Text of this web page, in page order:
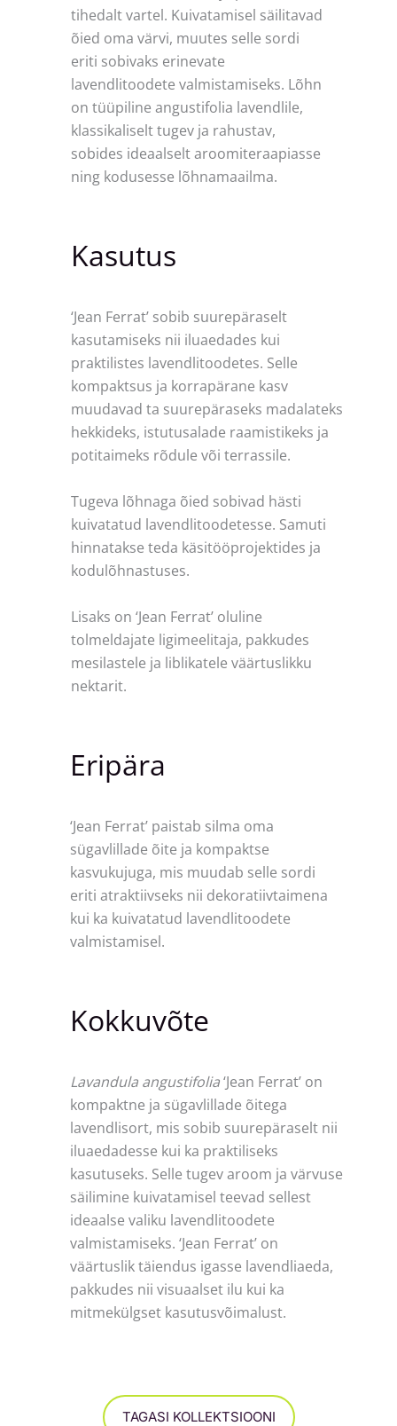
tihedalt vartel. Kuivatamisel säilitavad
õied oma värvi, muutes selle sordi
eriti sobivaks erinevate
lavendlitoodete valmistamiseks. Lõhn
on tüüpiline angustifolia lavendlile,
klassikaliselt tugev ja rahustav,
sobides ideaalselt aroomiteraapiasse
ning kodusesse lõhnamaailma.
Kasutus
‘Jean Ferrat’ sobib suurepäraselt
kasutamiseks nii iluaedades kui
praktilistes lavendlitoodetes. Selle
kompaktsus ja korrapärane kasv
muudavad ta suurepäraseks madalateks
hekkideks, istutusalade raamistikeks ja
potitaimeks rõdule või terrassile.
Tugeva lõhnaga õied sobivad hästi
kuivatatud lavendlitoodetesse. Samuti
hinnatakse teda käsitööprojektides ja
kodulõhnastuses.
Lisaks on ‘Jean Ferrat’ oluline
tolmeldajate ligimeelitaja, pakkudes
mesilastele ja liblikatele väärtuslikku
nektarit.
Eripära
‘Jean Ferrat’ paistab silma oma
sügavlillade õite ja kompaktse
kasvukujuga, mis muudab selle sordi
eriti atraktiivseks nii dekoratiivtaimena
kui ka kuivatatud lavendlitoodete
valmistamisel.
Kokkuvõte
Lavandula angustifolia‘Jean Ferrat’ on
kompaktne ja sügavlillade õitega
lavendlisort, mis sobib suurepäraselt nii
iluaedadesse kui ka praktiliseks
kasutuseks. Selle tugev aroom ja värvuse
säilimine kuivatamisel teevad sellest
ideaalse valiku lavendlitoodete
valmistamiseks. ‘Jean Ferrat’ on
väärtuslik täiendus igasse lavendliaeda,
pakkudes nii visuaalset ilu kui ka
mitmekülgset kasutusvõimalust.
TAGASI KOLLEKTSIOONI